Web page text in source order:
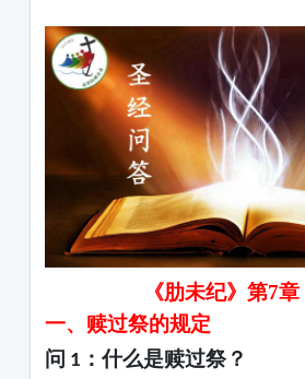
《肋未纪》第7章
一、赎过祭的规定
问 1 ：什么是赎过祭？